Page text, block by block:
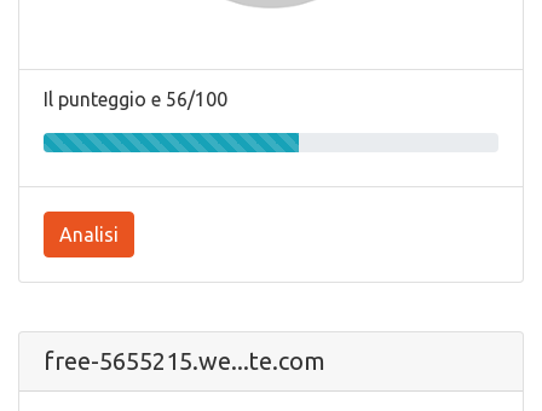
Il punteggio e 56/100
Analisi
free-5655215.we...te.com